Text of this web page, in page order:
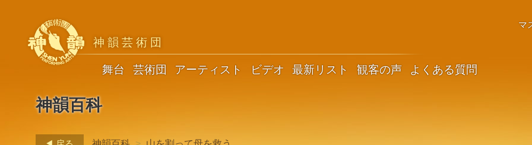
神韻芸術団
舞台 芸術団 アーティスト ビデオ 最新リスト 観客の声 よくある質問
マ
神韻百科